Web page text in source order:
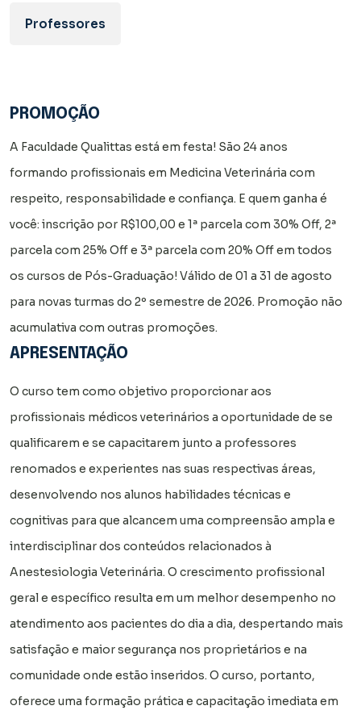
Professores
PROMOÇÃO
A Faculdade Qualittas está em festa! São 24 anos
formando profissionais em Medicina Veterinária com
respeito, responsabilidade e confiança. E quem ganha é
você: inscrição por R$100,00 e 1ª parcela com 30% Off, 2ª
parcela com 25% Off e 3ª parcela com 20% Off em todos
os cursos de Pós-Graduação! Válido de 01 a 31 de agosto
para novas turmas do 2º semestre de 2026. Promoção não
acumulativa com outras promoções.
APRESENTAÇÃO
O curso tem como objetivo proporcionar aos
profissionais médicos veterinários a oportunidade de se
qualificarem e se capacitarem junto a professores
renomados e experientes nas suas respectivas áreas,
desenvolvendo nos alunos habilidades técnicas e
cognitivas para que alcancem uma compreensão ampla e
interdisciplinar dos conteúdos relacionados à
Anestesiologia Veterinária. O crescimento profissional
geral e específico resulta em um melhor desempenho no
atendimento aos pacientes do dia a dia, despertando mais
satisfação e maior segurança nos proprietários e na
comunidade onde estão inseridos. O curso, portanto,
oferece uma formação prática e capacitação imediata em